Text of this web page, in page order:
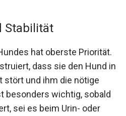
Stabilität
hat oberste Priorität.
dass sie den Hund in
stört und ihm die nötige
besonders wichtig, sobald
sei es beim Urin- oder